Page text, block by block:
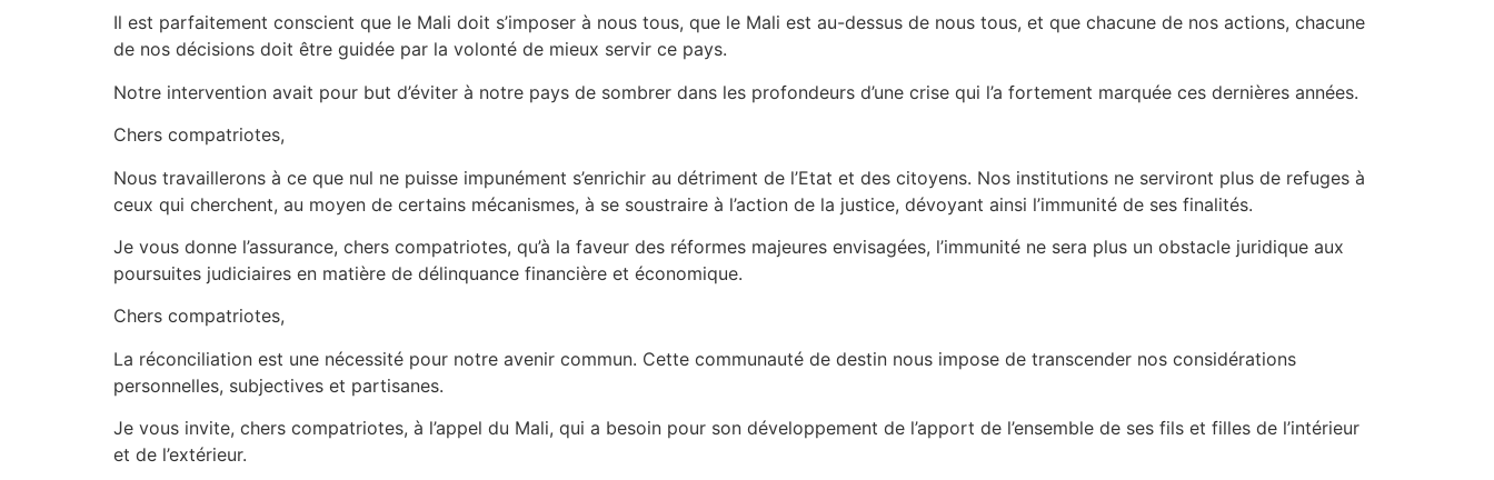
Il est parfaitement conscient que le Mali doit s’imposer à nous tous, que le Mali est au-dessus de nous tous, et que chacune de nos actions, chacune
de nos décisions doit être guidée par la volonté de mieux servir ce pays.
Notre intervention avait pour but d’éviter à notre pays de sombrer dans les profondeurs d’une crise qui l’a fortement marquée ces dernières années.
Chers compatriotes,
Nous travaillerons à ce que nul ne puisse impunément s’enrichir au détriment de l’Etat et des citoyens. Nos institutions ne serviront plus de refuges à
ceux qui cherchent, au moyen de certains mécanismes, à se soustraire à l’action de la justice, dévoyant ainsi l’immunité de ses finalités.
Je vous donne l’assurance, chers compatriotes, qu’à la faveur des réformes majeures envisagées, l’immunité ne sera plus un obstacle juridique aux
poursuites judiciaires en matière de délinquance financière et économique.
Chers compatriotes,
La réconciliation est une nécessité pour notre avenir commun. Cette communauté de destin nous impose de transcender nos considérations
personnelles, subjectives et partisanes.
Je vous invite, chers compatriotes, à l’appel du Mali, qui a besoin pour son développement de l’apport de l’ensemble de ses fils et filles de l’intérieur
et de l’extérieur.